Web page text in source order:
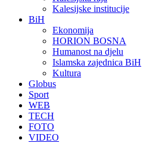
Kalesijske institucije
BiH
Ekonomija
HORION BOSNA
Humanost na djelu
Islamska zajednica BiH
Kultura
Globus
Sport
WEB
TECH
FOTO
VIDEO